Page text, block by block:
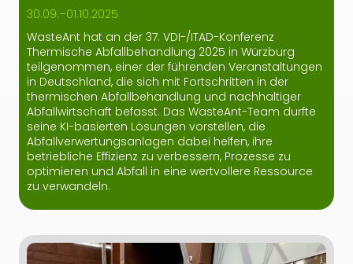
30.09.–01.10.2025
WasteAnt hat an der 37. VDI-/ITAD-Konferenz
Thermische Abfallbehandlung 2025 in Würzburg
teilgenommen, einer der führenden Veranstaltungen
in Deutschland, die sich mit Fortschritten in der
thermischen Abfallbehandlung und nachhaltiger
Abfallwirtschaft befasst. Das WasteAnt-Team durfte
seine KI-basierten Lösungen vorstellen, die
Abfallverwertungsanlagen dabei helfen, ihre
betriebliche Effizienz zu verbessern, Prozesse zu
optimieren und Abfall in eine wertvollere Ressource
zu verwandeln.